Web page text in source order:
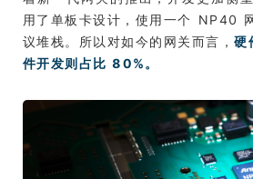
用了单板卡设计，使用一个 NP40
议堆栈。所以对如今的网关而言，硬
件开发则占比 80%。